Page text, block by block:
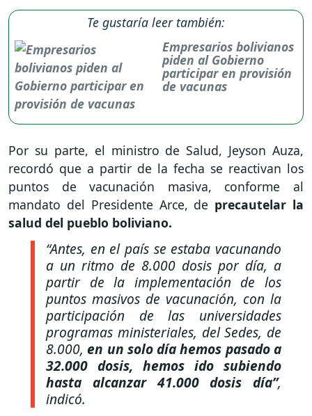
Te gustaría leer también:
Empresarios bolivianos
piden al Gobierno
participar en provisión
de vacunas
Por su parte, el ministro de Salud, Jeyson Auza,
recordó que a partir de la fecha se reactivan los
puntos de vacunación masiva, conforme al
mandato del Presidente Arce, de precautelar la
salud del pueblo boliviano.
“Antes, en el país se estaba vacunando
a un ritmo de 8.000 dosis por día, a
partir de la implementación de los
puntos masivos de vacunación, con la
participación de las universidades
programas ministeriales, del Sedes, de
8.000,en un solo día hemos pasado a
32.000 dosis, hemos ido subiendo
hasta alcanzar 41.000 dosis día”,
indicó.